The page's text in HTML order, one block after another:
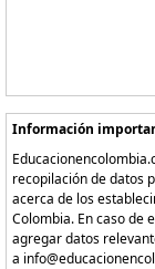
Información
recopilación de datos
acerca de los
Colombia. En caso de
agregar datos
a